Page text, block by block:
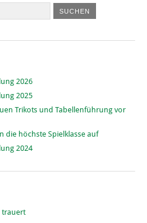
2026
2025
Trikots und Tabellenführung vor
die höchste Spielklasse auf
2024
trauert